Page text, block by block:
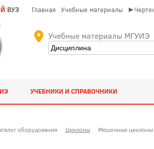
ВУЗ Главная Учебные материалы
Учебные материалы МГУИЭ
УЧЕБНИКИ И СПРАВОЧНИКИ
оборудования Циклоны Мешочные циклоны